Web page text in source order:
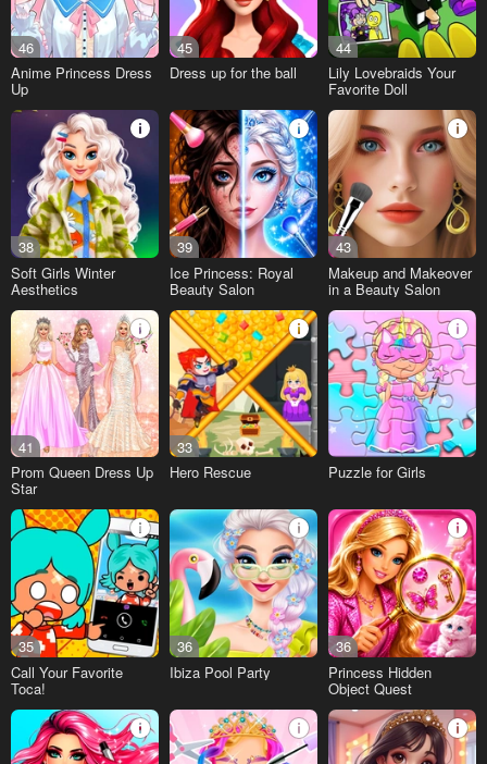
46
Anime Princess Dress
Up
45
Dress up for the ball
44
Lily Lovebraids Your
Favorite Doll
38
Soft Girls Winter
Aesthetics
39
Ice Princess: Royal
Beauty Salon
43
Makeup and Makeover
in a Beauty Salon
41
Prom Queen Dress Up
Star
33
Hero Rescue
Puzzle for Girls
35
Call Your Favorite
Toca!
36
Ibiza Pool Party
36
Princess Hidden
Object Quest